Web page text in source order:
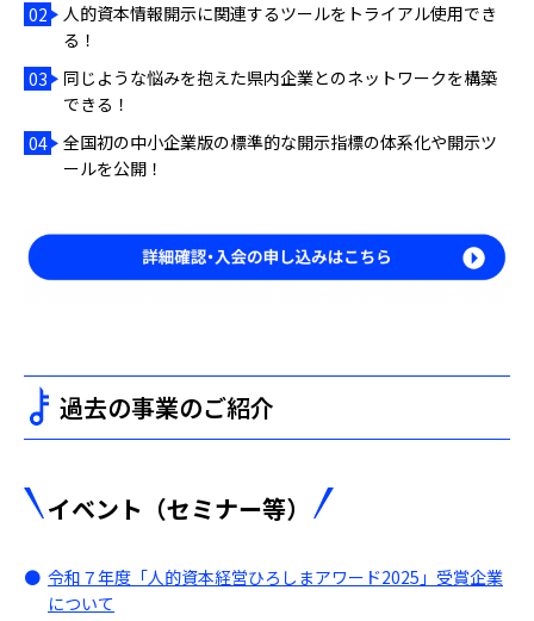
人的資本情報開示に関連するツールをトライアル使用でき
る！
同じような悩みを抱えた県内企業とのネットワークを構築
できる！
全国初の中小企業版の標準的な開示指標の体系化や開示ツ
ールを公開！
過去の事業のご紹介
イベント（セミナー等）
令和７年度「人的資本経営ひろしまアワード2025」受賞企業
について